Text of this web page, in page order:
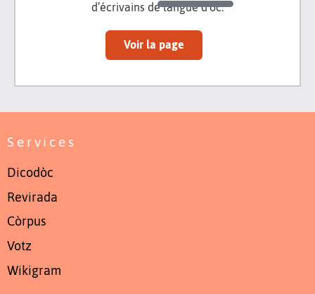
d’écrivains de langue d’oc.
Voir la page
Services
Dicodòc
Revirada
Còrpus
Votz
Wikigram